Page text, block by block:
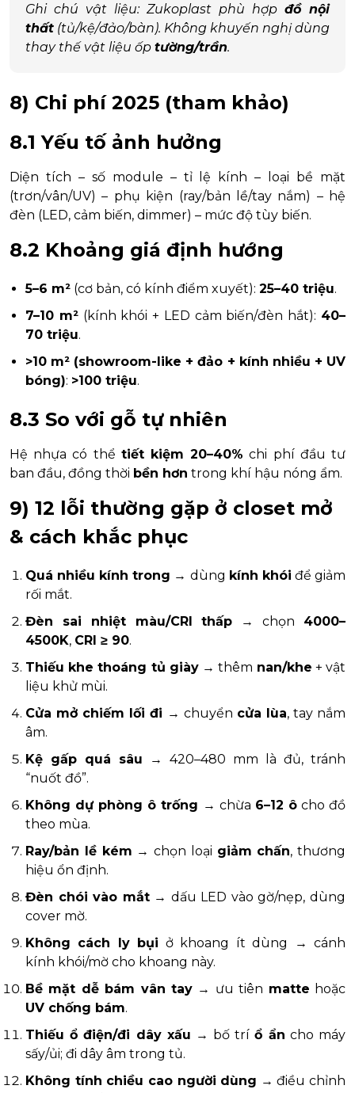
Ghi chú vật liệu: Zukoplast phù hợp đồ nội
thất (tủ/kệ/đảo/bàn). Không khuyến nghị dùng
thay thế vật liệu ốp tường/trần.
8) Chi phí 2025 (tham khảo)
8.1 Yếu tố ảnh hưởng
Diện tích – số module – tỉ lệ kính – loại bề mặt
(trơn/vân/UV) – phụ kiện (ray/bản lề/tay nắm) – hệ
đèn (LED, cảm biến, dimmer) – mức độ tùy biến.
8.2 Khoảng giá định hướng
5–6 m² (cơ bản, có kính điểm xuyết): 25–40 triệu.
7–10 m²(kính khói + LED cảm biến/đèn hắt): 40–
70 triệu.
>10 m² (showroom-like + đảo + kính nhiều + UV
bóng): >100 triệu.
8.3 So với gỗ tự nhiên
Hệ nhựa có thể tiết kiệm 20–40% chi phí đầu tư
ban đầu, đồng thời bền hơn trong khí hậu nóng ẩm.
9) 12 lỗi thường gặp ở closet mở
& cách khắc phục
Quá nhiều kính trong → dùng kính khói để giảm
rối mắt.
Đèn sai nhiệt màu/CRI thấp → chọn 4000–
4500K, CRI ≥ 90.
Thiếu khe thoáng tủ giày→ thêm nan/khe + vật
liệu khử mùi.
Cửa mở chiếm lối đi → chuyển cửa lùa, tay nắm
âm.
Kệ gấp quá sâu → 420–480 mm là đủ, tránh
“nuốt đồ”.
Không dự phòng ô trống → chừa 6–12 ôcho đồ
theo mùa.
Ray/bản lề kém → chọn loại giảm chấn, thương
hiệu ổn định.
Đèn chói vào mắt→ dấu LED vào gờ/nẹp, dùng
cover mờ.
Không cách ly bụi ở khoang ít dùng → cánh
kính khói/mờ cho khoang này.
Bề mặt dễ bám vân tay → ưu tiên matte hoặc
UV chống bám.
Thiếu ổ điện/đi dây xấu → bố tríổ ẩn cho máy
sấy/ủi; đi dây âm trong tủ.
Không tính chiều cao người dùng → điều chỉnh